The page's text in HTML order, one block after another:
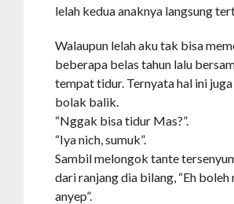
lelah kedua anaknya langsung
Walaupun lelah aku tak bisa
beberapa belas tahun lalu
tempat tidur. Ternyata hal ini
bolak balik.
“Nggak bisa tidur Mas?”.
“Iya nich, sumuk”.
Sambil melongok tante
dari ranjang dia bilang, “Eh
anyep”.